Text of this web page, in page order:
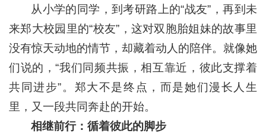
从小学的同学，到考研路上的“战友”，再到未
来郑大校园里的“校友”，这对双胞胎姐妹的故事里
没有惊天动地的情节，却藏着动人的陪伴。就像她
们说的，“我们同频共振，相互靠近，彼此支撑着
共同进步”。郑大不是终点，而是她们漫长人生
里，又一段共同奔赴的开始。
相继前行：循着彼此的脚步